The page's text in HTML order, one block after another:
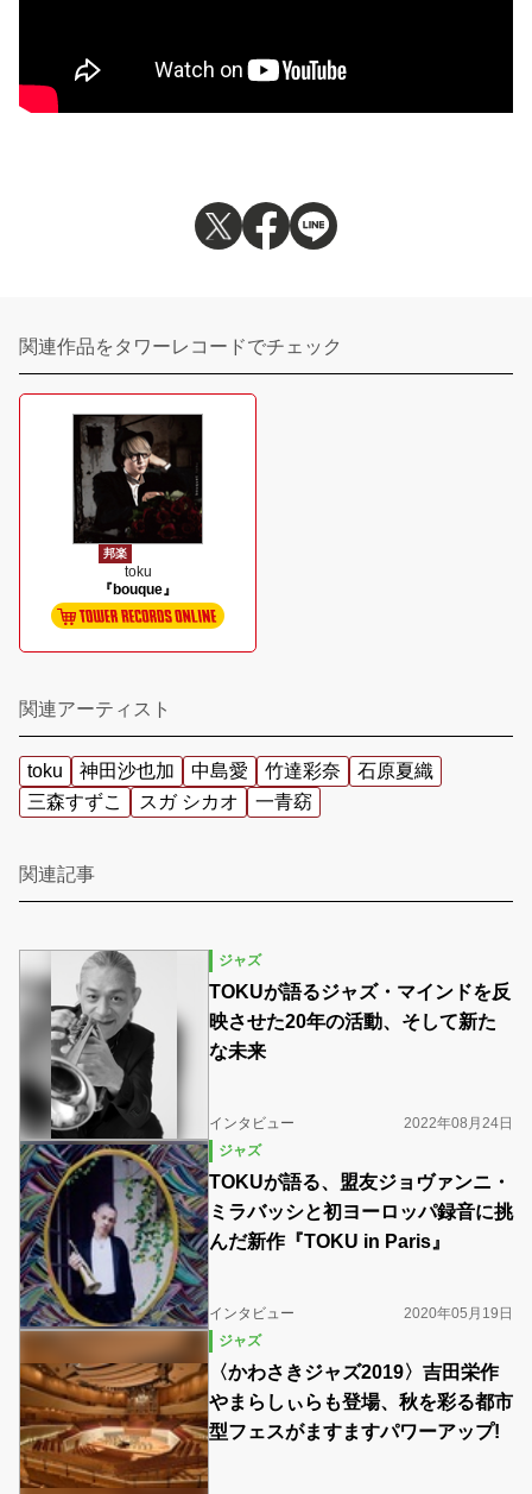
関連作品をタワーレコードでチェック
邦楽
toku
『bouque』
関連アーティスト
toku 神田沙也加 中島愛 竹達彩奈
石原夏織
三森すずこ
スガ シカオ 一青窈
関連記事
ジャズ
TOKUが語るジャズ・マインドを反
映させた20年の活動、そして新た
な未来
インタビュー
2022年08月24日
ジャズ
TOKUが語る、盟友ジョヴァンニ・
ミラバッシと初ヨーロッパ録音に挑
んだ新作『TOKU in Paris』
インタビュー
2020年05月19日
ジャズ
〈かわさきジャズ2019〉吉田栄作
やまらしぃらも登場、秋を彩る都市
型フェスがますますパワーアップ!